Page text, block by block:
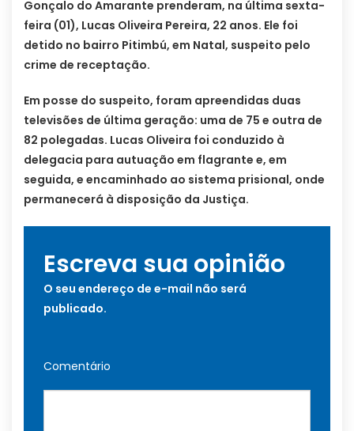
Gonçalo do Amarante prenderam, na última sexta-
feira (01), Lucas Oliveira Pereira, 22 anos. Ele foi
detido no bairro Pitimbú, em Natal, suspeito pelo
crime de receptação.
Em posse do suspeito, foram apreendidas duas
televisões de última geração: uma de 75 e outra de
82 polegadas. Lucas Oliveira foi conduzido à
delegacia para autuação em flagrante e, em
seguida, e encaminhado ao sistema prisional, onde
permanecerá à disposição da Justiça.
Escreva sua opinião
O seu endereço de e-mail não será
publicado.
Comentário